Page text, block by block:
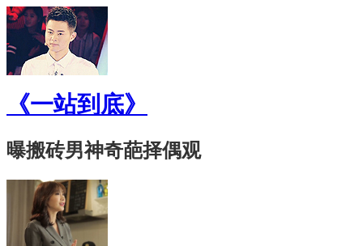
《一站到底》
曝搬砖男神奇葩择偶观